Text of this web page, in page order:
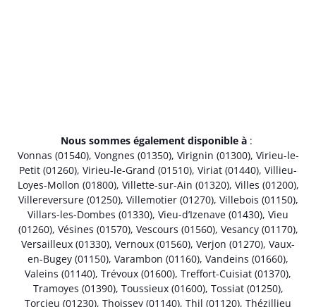
Nous sommes également disponible à :
Vonnas (01540), Vongnes (01350), Virignin (01300), Virieu-le-
Petit (01260), Virieu-le-Grand (01510), Viriat (01440), Villieu-
Loyes-Mollon (01800), Villette-sur-Ain (01320), Villes (01200),
Villereversure (01250), Villemotier (01270), Villebois (01150),
Villars-les-Dombes (01330), Vieu-d’Izenave (01430), Vieu
(01260), Vésines (01570), Vescours (01560), Vesancy (01170),
Versailleux (01330), Vernoux (01560), Verjon (01270), Vaux-
en-Bugey (01150), Varambon (01160), Vandeins (01660),
Valeins (01140), Trévoux (01600), Treffort-Cuisiat (01370),
Tramoyes (01390), Toussieux (01600), Tossiat (01250),
Torcieu (01230), Thoissey (01140), Thil (01120), Thézillieu